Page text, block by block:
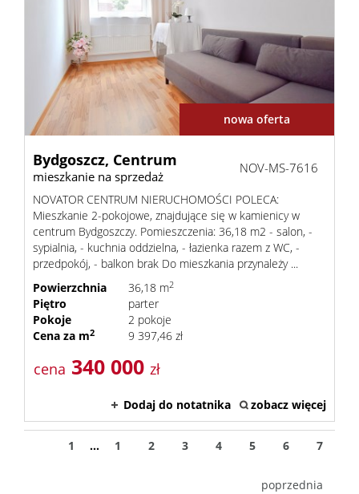
nowa oferta
Bydgoszcz, Centrum
mieszkanie na sprzedaż
NOV-MS-7616
NOVATOR CENTRUM NIERUCHOMOŚCI POLECA:
Mieszkanie 2-pokojowe, znajdujące się w kamienicy w
centrum Bydgoszczy. Pomieszczenia: 36,18 m2 - salon, -
sypialnia, - kuchnia oddzielna, - łazienka razem z WC, -
przedpokój, - balkon brak Do mieszkania przynależy ...
Powierzchnia
36,18 m2
Piętro
parter
Pokoje
2 pokoje
Cena za m2 9 397,46 zł
cena 340 000 zł
Dodaj do notatnika zobacz więcej
1 ... 1 2 3 4 5 6 7
poprzednia